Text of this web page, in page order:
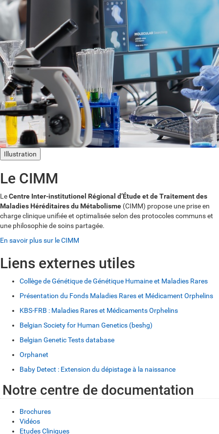
Illustration
Le CIMM
LeCentre Inter-institutionel Régional d’Étude et de Traitement des
Maladies Héréditaires du Métabolisme (CIMM) propose une prise en
charge clinique unifiée et optimalisée selon des protocoles communs et
une philosophie de soins partagée.
En savoir plus sur le CIMM
Liens externes utiles
Collège de Génétique de Génétique Humaine et Maladies Rares
Présentation du Fonds Maladies Rares et Médicament Orphelins
KBS-FRB : Maladies Rares et Médicaments Orphelins
Belgian Society for Human Genetics (beshg)
Belgian Genetic Tests database
Orphanet
Baby Detect : Extension du dépistage à la naissance
Notre centre de documentation
Brochures
Vidéos
Etudes Cliniques